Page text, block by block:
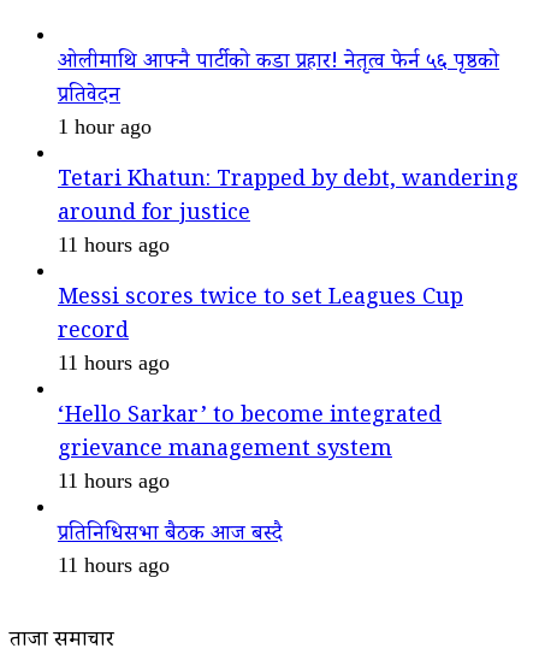
ओलीमाथि आफ्नै पार्टीको कडा प्रहार! नेतृत्व फेर्न ५६ पृष्ठको
प्रतिवेदन
1 hour ago
Tetari Khatun: Trapped by debt, wandering
around for justice
11 hours ago
Messi scores twice to set Leagues Cup
record
11 hours ago
‘Hello Sarkar’ to become integrated
grievance management system
11 hours ago
प्रतिनिधिसभा बैठक आज बस्दै
11 hours ago
ताजा समाचार